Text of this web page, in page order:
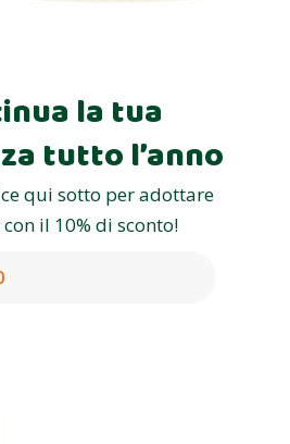
la tua
tutto l’anno
qui sotto per adottare
il 10% di sconto!